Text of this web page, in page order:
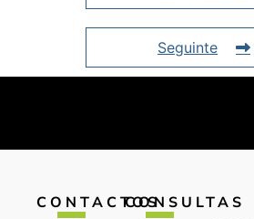
Seguinte
CONTACTOSCONSULTAS